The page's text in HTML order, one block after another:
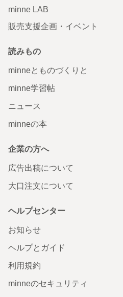
minne LAB
販売支援企画・イベント
読みもの
minneとものづくりと
minne学習帖
ニュース
minneの本
企業の方へ
広告出稿について
大口注文について
ヘルプセンター
お知らせ
ヘルプとガイド
利用規約
minneのセキュリティ